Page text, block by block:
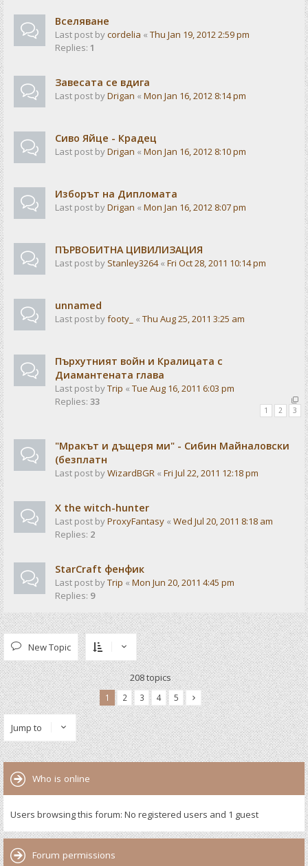
Вселяване
Last post bycordelia « Thu Jan 19, 2012 2:59 pm
Replies: 1
Завесата се вдига
Last post byDrigan « Mon Jan 16, 2012 8:14 pm
Сиво Яйце - Крадец
Last post byDrigan « Mon Jan 16, 2012 8:10 pm
Изборът на Дипломата
Last post byDrigan « Mon Jan 16, 2012 8:07 pm
ПЪРВОБИТНА ЦИВИЛИЗАЦИЯ
Last post by Stanley3264« Fri Oct 28, 2011 10:14 pm
unnamed
Last post byfooty_ « Thu Aug 25, 2011 3:25 am
Пърхутният войн и Кралицата с
Диамантената глава
Last post byTrip « Tue Aug 16, 2011 6:03 pm
Replies: 33
1 2 3
"Мракът и дъщеря ми" - Сибин Майналовски
(безплатн
Last post byWizardBGR « Fri Jul 22, 2011 12:18 pm
X the witch-hunter
Last post byProxyFantasy « Wed Jul 20, 2011 8:18 am
Replies: 2
StarCraft фенфик
Last post byTrip « Mon Jun 20, 2011 4:45 pm
Replies: 9
New Topic
208 topics
1 2 3 4 5
Jump to
Who is online
Users browsing this forum: No registered users and 1 guest
Forum permissions